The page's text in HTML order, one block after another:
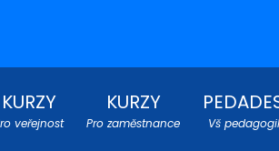
KURZY
veřejnost
KURZY
Pro zaměstnance Vš